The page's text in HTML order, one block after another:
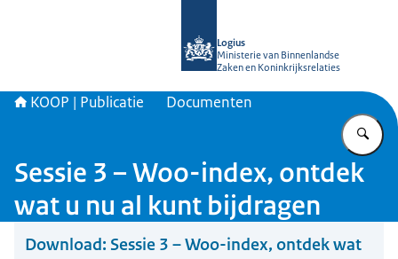
Logius
Ministerie van Binnenlandse
Zaken en Koninkrijksrelaties
KOOP | Publicatie Documenten
Sessie 3 – Woo-index, ontdek
wat u nu al kunt bijdragen
Download: Sessie 3 – Woo-index, ontdek wat